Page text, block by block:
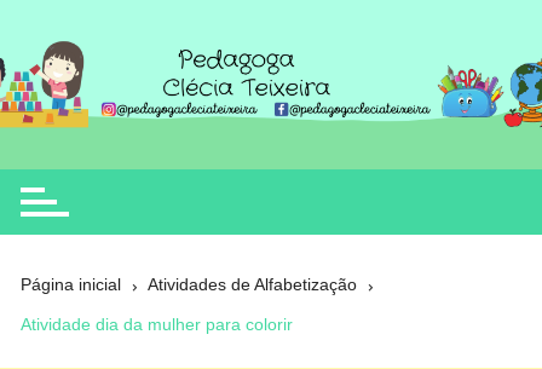
o
conteúdo
Clécia Teixeira
educação
Página inicial Atividades de Alfabetização
Atividade dia da mulher para colorir